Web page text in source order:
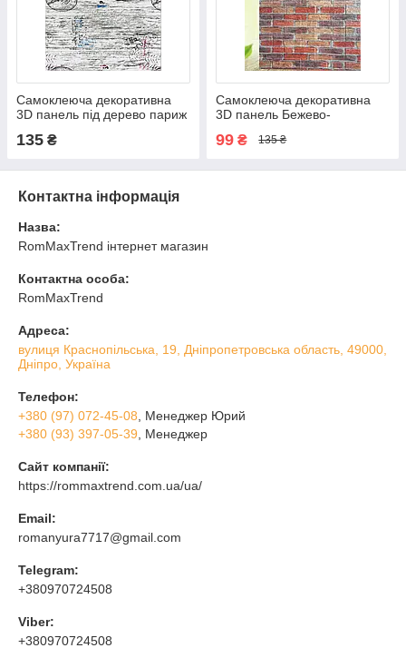
Самоклеюча декоративна
3D панель під дерево париж
135 ₴
Самоклеюча декоративна
3D панель Бежево-
Катеринослав 700х770х5мм
99 ₴ 135 ₴
Контактна інформація
Назва:
RomMaxTrend інтернет магазин
Контактна особа:
RomMaxTrend
Адреса:
вулиця Краснопільська, 19, Дніпропетровська область, 49000,
Дніпро, Україна
Телефон:
+380 (97) 072-45-08 , Менеджер Юрий
+380 (93) 397-05-39 , Менеджер
Сайт компанії:
https://rommaxtrend.com.ua/ua/
Email:
romanyura7717@gmail.com
Telegram:
+380970724508
Viber:
+380970724508